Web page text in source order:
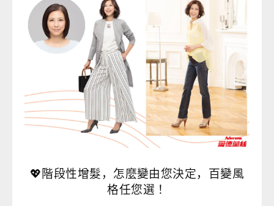
💖階段性增髮，怎麼變由您決定，百變風
格任您選！